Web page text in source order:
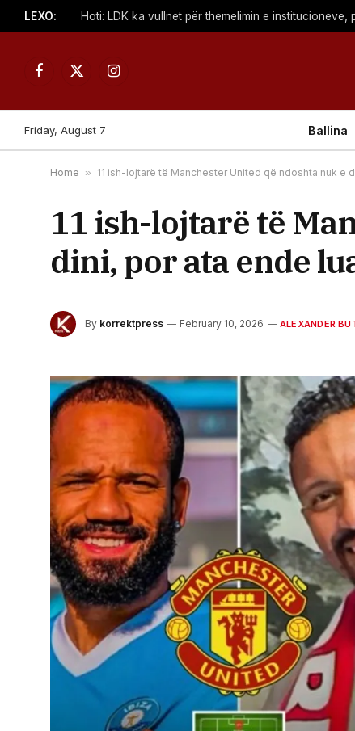
LEXO:
Facebook
X
Instagram
Friday, August 7 Ballina
Home » 11 ish-lojtarë të Manchester United që ndoshta nuk e
11 ish-lojtarë të
dini, por ata ende
By korrektpress February 10, 2026 ALEXANDER